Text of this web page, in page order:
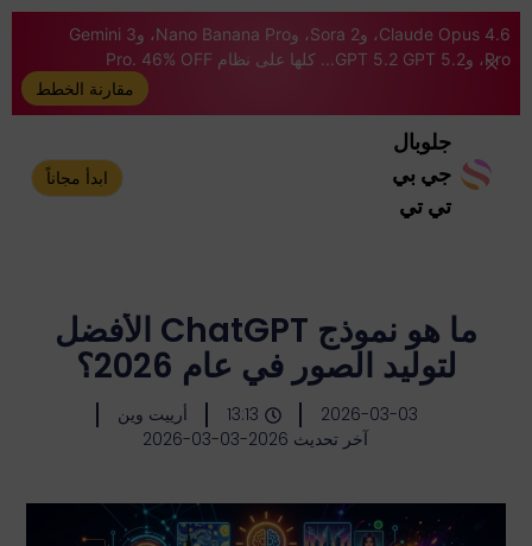
Claude Opus 4.6، وSora 2، وNano Banana Pro، وGemini 3
Pro، وGPT 5.2 GPT 5.2... كلها على نظام Pro. 46% OFF
مقارنة الخطط
جلوبال
جي بي
تي تي
ابدأ مجاناً
ما هو نموذج ChatGPT الأفضل
لتوليد الصور في عام 2026؟
2026-03-03
13:13
أرييت وين
آخر تحديث 2026-03-03-2026